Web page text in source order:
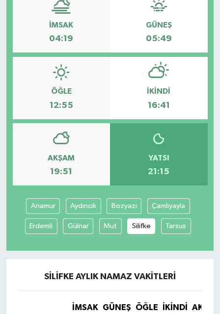
İMSAK
04:19
GÜNEŞ
05:49
ÖĞLE
12:55
İKINDI
16:41
AKŞAM
19:51
YATSI
21:15
Anamur Aydıncık Bozyazı Çamlıyayla
Erdemli Gülnar Mut Silifke Tarsus
SILIFKE AYLIK NAMAZ VAKITLERI
İMSAK GÜNEŞ ÖĞLE İKINDI